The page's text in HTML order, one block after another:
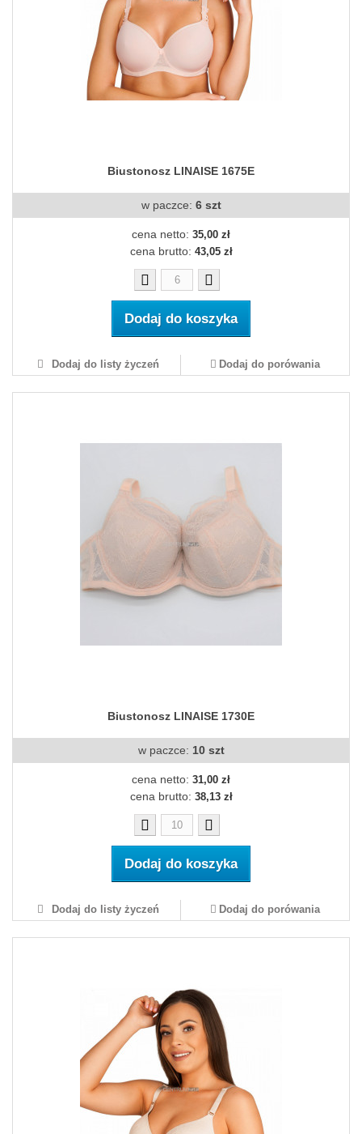
Biustonosz LINAISE 1675E
w paczce: 6 szt
cena netto: 35,00 zł
cena brutto: 43,05 zł
Dodaj do koszyka
Dodaj do listy życzeń Dodaj do porówania
Biustonosz LINAISE 1730E
w paczce: 10 szt
cena netto: 31,00 zł
cena brutto: 38,13 zł
Dodaj do koszyka
Dodaj do listy życzeń Dodaj do porówania